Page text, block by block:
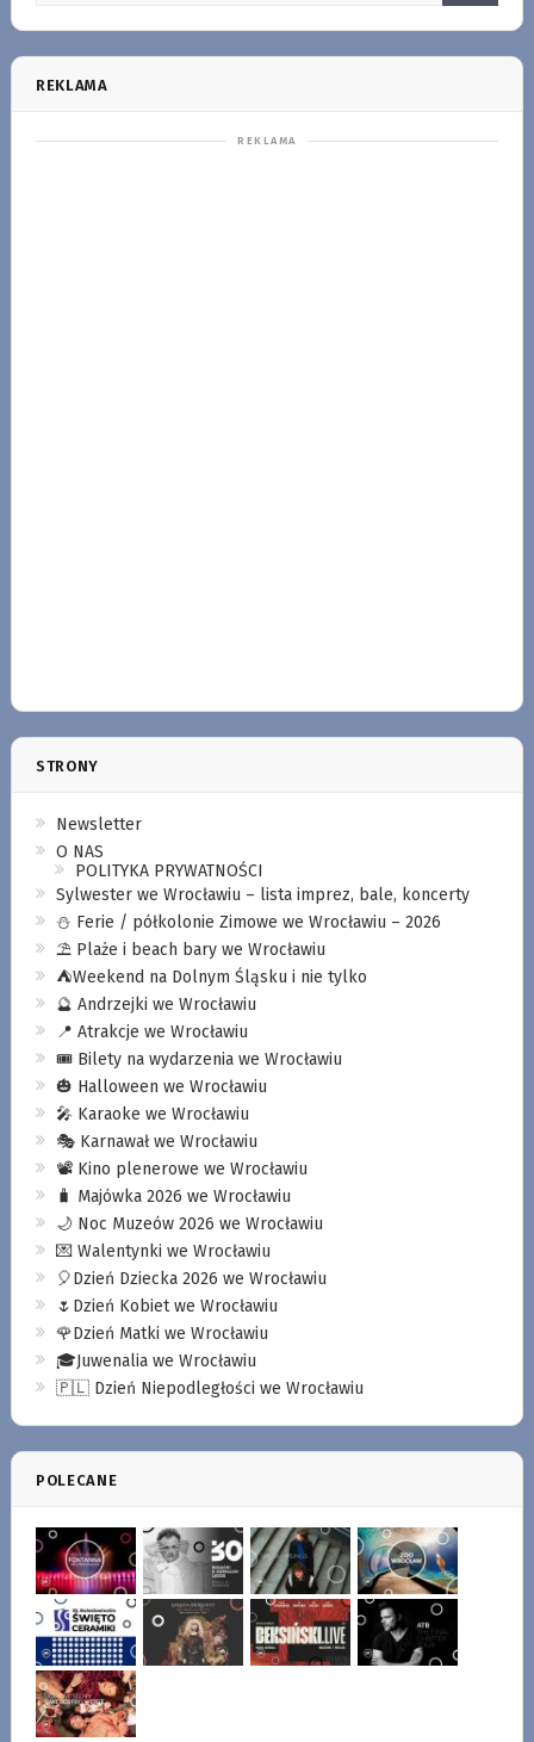
REKLAMA
STRONY
Newsletter
O NAS
POLITYKA PRYWATNOŚCI
Sylwester we Wrocławiu – lista imprez, bale, koncerty
⛄️ Ferie / półkolonie Zimowe we Wrocławiu – 2026
⛱️ Plaże i beach bary we Wrocławiu
⛺️Weekend na Dolnym Śląsku i nie tylko
🔮 Andrzejki we Wrocławiu
📍 Atrakcje we Wrocławiu
🎟️ Bilety na wydarzenia we Wrocławiu
🎃 Halloween we Wrocławiu
🎤 Karaoke we Wrocławiu
🎭 Karnawał we Wrocławiu
📽️ Kino plenerowe we Wrocławiu
🧳 Majówka 2026 we Wrocławiu
🌙 Noc Muzeów 2026 we Wrocławiu
💌 Walentynki we Wrocławiu
🎈Dzień Dziecka 2026 we Wrocławiu
🌷Dzień Kobiet we Wrocławiu
🌹Dzień Matki we Wrocławiu
🎓Juwenalia we Wrocławiu
🇵🇱 Dzień Niepodległości we Wrocławiu
POLECANE